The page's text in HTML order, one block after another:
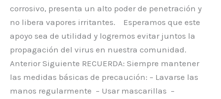
corrosivo, presenta un alto poder de penetración y
no libera vapores irritantes. Esperamos que este
apoyo sea de utilidad y logremos evitar juntos la
propagación del virus en nuestra comunidad.
Anterior Siguiente RECUERDA: Siempre mantener
las medidas básicas de precaución: – Lavarse las
manos regularmente – Usar mascarillas –